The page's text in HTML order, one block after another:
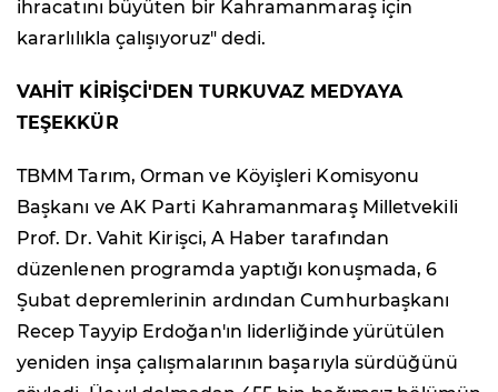
ihracatını büyüten bir Kahramanmaraş için
kararlılıkla çalışıyoruz" dedi.
VAHİT KİRİŞCİ'DEN TURKUVAZ MEDYAYA
TEŞEKKÜR
TBMM Tarım, Orman ve Köyişleri Komisyonu
Başkanı ve AK Parti Kahramanmaraş Milletvekili
Prof. Dr. Vahit Kirişci, A Haber tarafından
düzenlenen programda yaptığı konuşmada, 6
Şubat depremlerinin ardından Cumhurbaşkanı
Recep Tayyip Erdoğan'ın liderliğinde yürütülen
yeniden inşa çalışmalarının başarıyla sürdüğünü